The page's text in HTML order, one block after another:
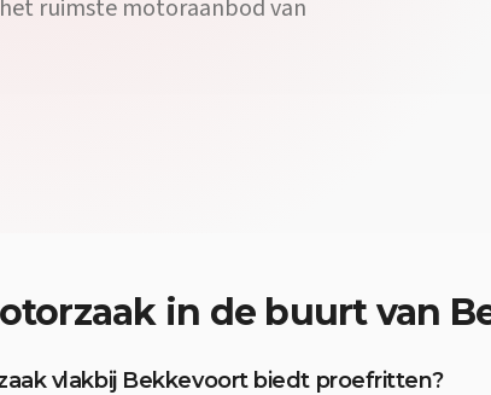
ruimste motoraanbod van
in de buurt van
vlakbij Bekkevoort biedt proefritten?